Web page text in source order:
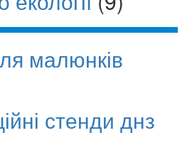
малюнків
стенди днз